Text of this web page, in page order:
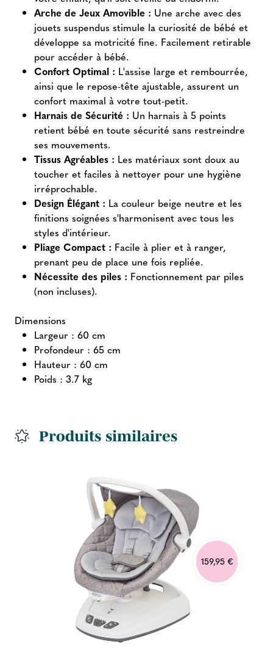
Arche de Jeux Amovible : Une arche avec des
jouets suspendus stimule la curiosité de bébé et
développe sa motricité fine. Facilement retirable
pour accéder à bébé.
Confort Optimal : L'assise large et rembourrée,
ainsi que le repose-tête ajustable, assurent un
confort maximal à votre tout-petit.
Harnais de Sécurité : Un harnais à 5 points
retient bébé en toute sécurité sans restreindre
ses mouvements.
Tissus Agréables : Les matériaux sont doux au
toucher et faciles à nettoyer pour une hygiène
irréprochable.
Design Élégant : La couleur beige neutre et les
finitions soignées s'harmonisent avec tous les
styles d'intérieur.
Pliage Compact : Facile à plier et à ranger,
prenant peu de place une fois repliée.
Nécessite des piles : Fonctionnement par piles
(non incluses).
Dimensions
Largeur : 60 cm
Profondeur : 65 cm
Hauteur : 60 cm
Poids : 3.7 kg
Produits similaires
159,95 €